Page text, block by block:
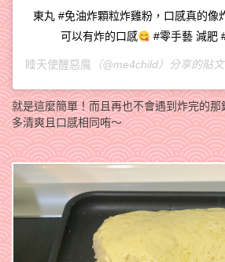
東丸 #免油炸顆粒炸雞粉，口感真的像
可以有炸的口感
#零手藝 減肥
睡天使醒惡魔 （@me4child）分享的貼
就是這麼簡單！而且再也不會遇到炸完的
多清爽且口感相同哊～